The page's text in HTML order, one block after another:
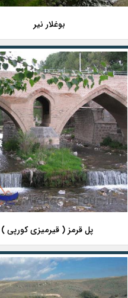
بوغلار نیر
پل قرمز ( قیرمیزی کورپی )